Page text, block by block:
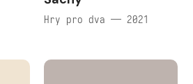
Hry pro dva — 2021